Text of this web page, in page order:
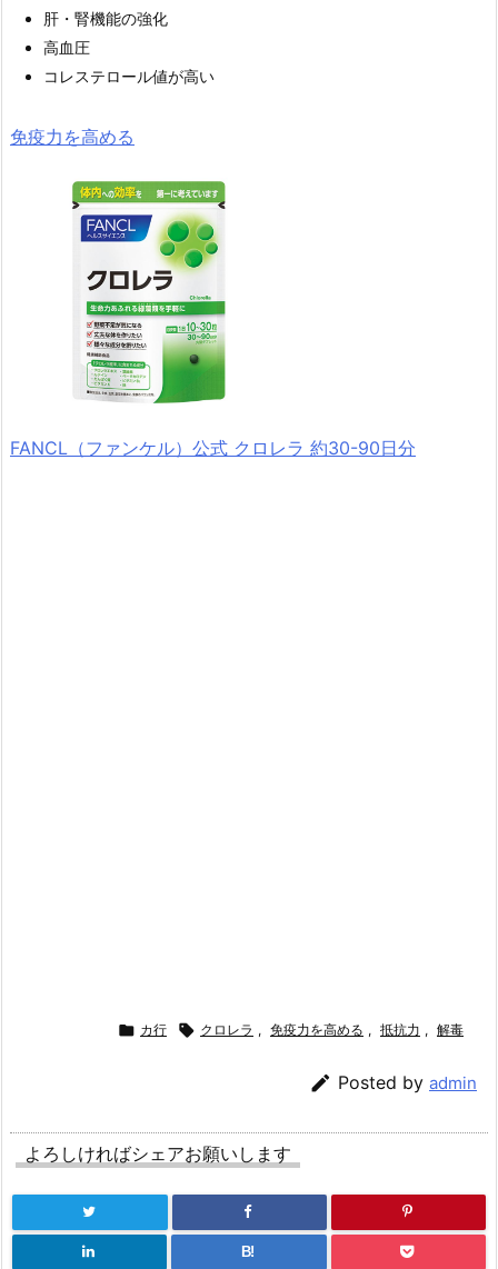
肝・腎機能の強化
高血圧
コレステロール値が高い
免疫力を高める
FANCL（ファンケル）公式 クロレラ 約30-90日分
 カ行  クロレラ , 免疫力を高める , 抵抗力 , 解毒
 Posted by admin
よろしければシェアお願いします
B!